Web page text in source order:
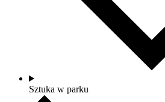
Sztuka w parku